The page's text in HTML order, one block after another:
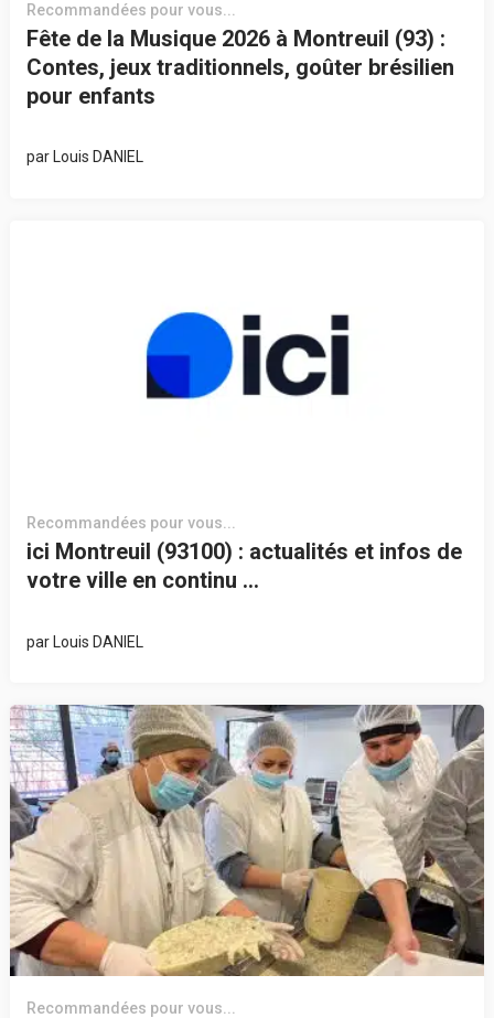
Recommandées pour vous...
Fête de la Musique 2026 à Montreuil (93) :
Contes, jeux traditionnels, goûter brésilien
pour enfants
par Louis DANIEL
Recommandées pour vous...
ici Montreuil (93100) : actualités et infos de
votre ville en continu …
par Louis DANIEL
Recommandées pour vous...